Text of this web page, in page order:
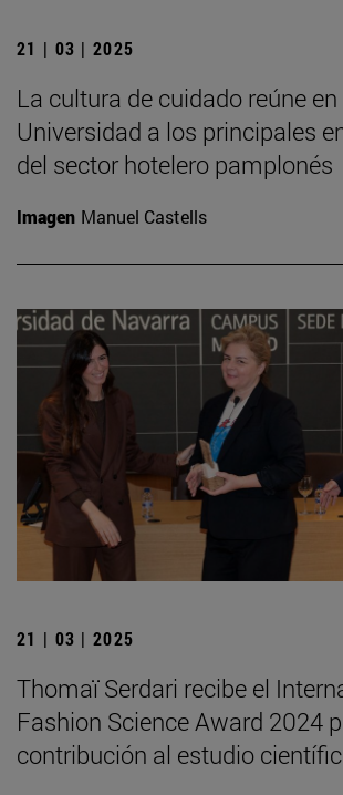
21 | 03 | 2025
La cultura de cuidado reúne en
Universidad a los principales
del sector hotelero pamplonés
Imagen Manuel Castells
21 | 03 | 2025
Thomaï Serdari recibe el
Fashion Science Award 2024
contribución al estudio